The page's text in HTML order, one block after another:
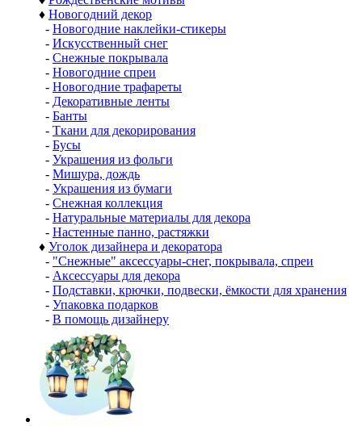
♦ Новогодний декор
- Новогодние наклейки-стикеры
- Искусственный снег
- Снежные покрывала
- Новогодние спреи
- Новогодние трафареты
- Декоративные ленты
- Банты
- Ткани для декорирования
- Бусы
- Украшения из фольги
- Мишура, дождь
- Украшения из бумаги
- Снежная коллекция
- Натуральные материалы для декора
- Настенные панно, растяжки
♦ Уголок дизайнера и декоратора
- "Снежные" аксессуары-снег, покрывала, спреи
- Аксессуары для декора
- Подставки, крючки, подвески, ёмкости для хранения
- Упаковка подарков
- В помощь дизайнеру